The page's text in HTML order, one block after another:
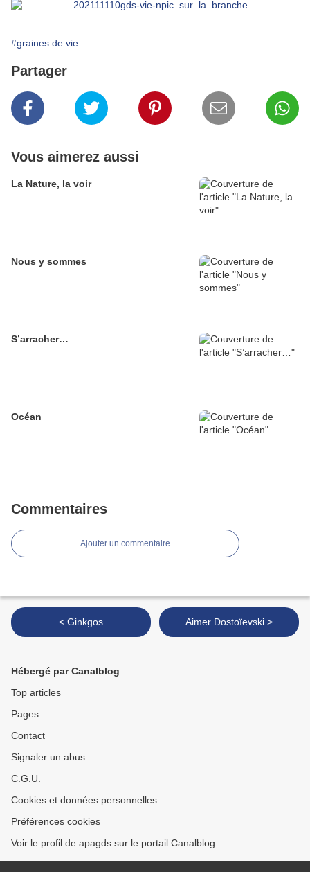
#graines de vie
Partager
Vous aimerez aussi
La Nature, la voir
Nous y sommes
S’arracher…
Océan
Commentaires
Ajouter un commentaire
< Ginkgos Aimer Dostoïevski >
Hébergé par Canalblog
Top articles
Pages
Contact
Signaler un abus
C.G.U.
Cookies et données personnelles
Préférences cookies
Voir le profil de apagds sur le portail Canalblog